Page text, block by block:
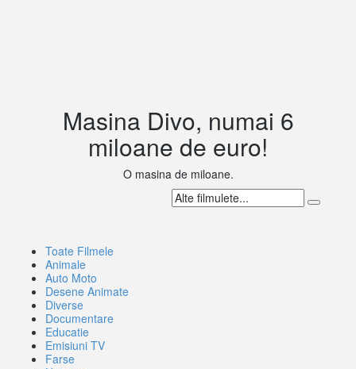
Masina Divo, numai 6
miloane de euro!
O masina de miloane.
Toate Filmele
Animale
Auto Moto
Desene Animate
Diverse
Documentare
Educatie
Emisiuni TV
Farse